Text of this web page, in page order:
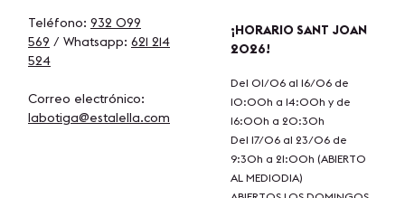
Teléfono: 932 099
569 / Whatsapp: 621 214
524
Correo electrónico:
labotiga@estalella.com
¡HORARIO SANT JOAN
2026!
Del 01/06 al 16/06 de
10:00h a 14:00h y de
16:00h a 20:30h
Del 17/06 al 23/06 de
9:30h a 21:00h (ABIERTO
AL MEDIODIA)